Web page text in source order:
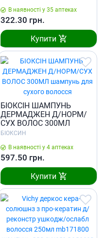
В наявності у 35 аптеках
322.30 грн.
Купити
БIОКСIН ШАМПУНЬ
ДЕРМАДЖЕН Д/НОРМ/
СУХ ВОЛОС 300МЛ
БІОКСИН
В наявності у 4 аптеках
597.50 грн.
Купити